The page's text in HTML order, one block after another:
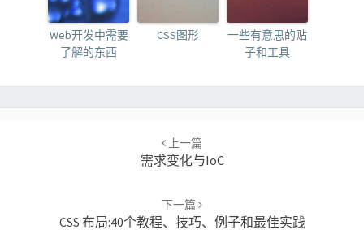
Web开发中需要
了解的东西
CSS图形
一些有意思的贴
子和工具
上一篇
需求变化与IoC
下一篇
CSS 布局:40个教程、技巧、例子和最佳实践